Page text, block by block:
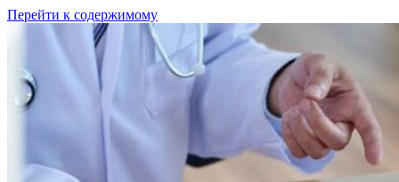
Перейти к содержимому